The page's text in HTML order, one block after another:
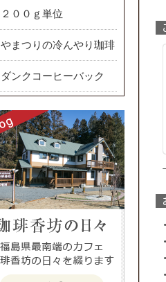
２００ｇ単位
やまつりの冷んやり珈琲
ダンクコーヒーバック